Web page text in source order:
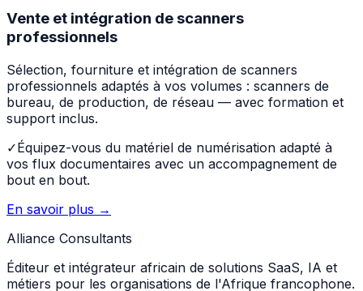
Vente et intégration de scanners
professionnels
Sélection, fourniture et intégration de scanners
professionnels adaptés à vos volumes : scanners de
bureau, de production, de réseau — avec formation et
support inclus.
✓Équipez-vous du matériel de numérisation adapté à
vos flux documentaires avec un accompagnement de
bout en bout.
En savoir plus →
Alliance Consultants
Éditeur et intégrateur africain de solutions SaaS, IA et
métiers pour les organisations de l'Afrique francophone.